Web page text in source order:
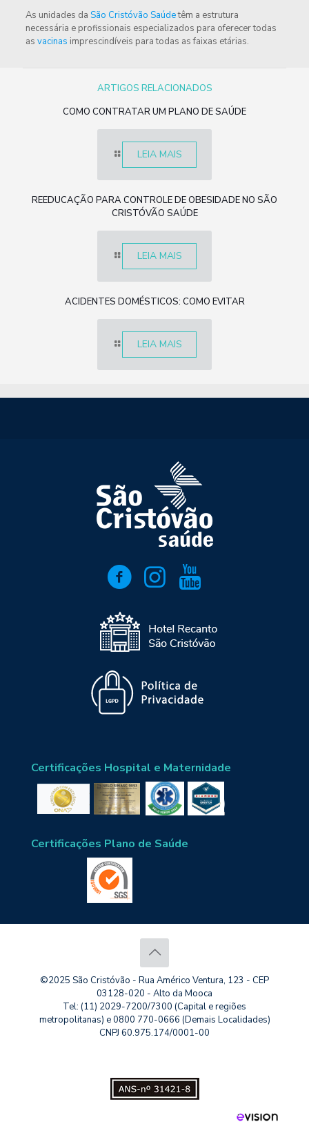
As unidades da São Cristóvão Saúdetêm a estrutura
necessária e profissionais especializados para oferecer todas
as vacinas imprescindíveis para todas as faixas etárias.
ARTIGOS RELACIONADOS
COMO CONTRATAR UM PLANO DE SAÚDE
LEIA MAIS
REEDUCAÇÃO PARA CONTROLE DE OBESIDADE NO SÃO
CRISTÓVÃO SAÚDE
LEIA MAIS
ACIDENTES DOMÉSTICOS: COMO EVITAR
LEIA MAIS
Certificações Hospital e Maternidade
Certificações Plano de Saúde
©2025 São Cristóvão - Rua Américo Ventura, 123 - CEP
03128-020 - Alto da Mooca
Tel: (11) 2029-7200/7300 (Capital e regiões
metropolitanas) e 0800 770-0666 (Demais Localidades)
CNPJ 60.975.174/0001-00